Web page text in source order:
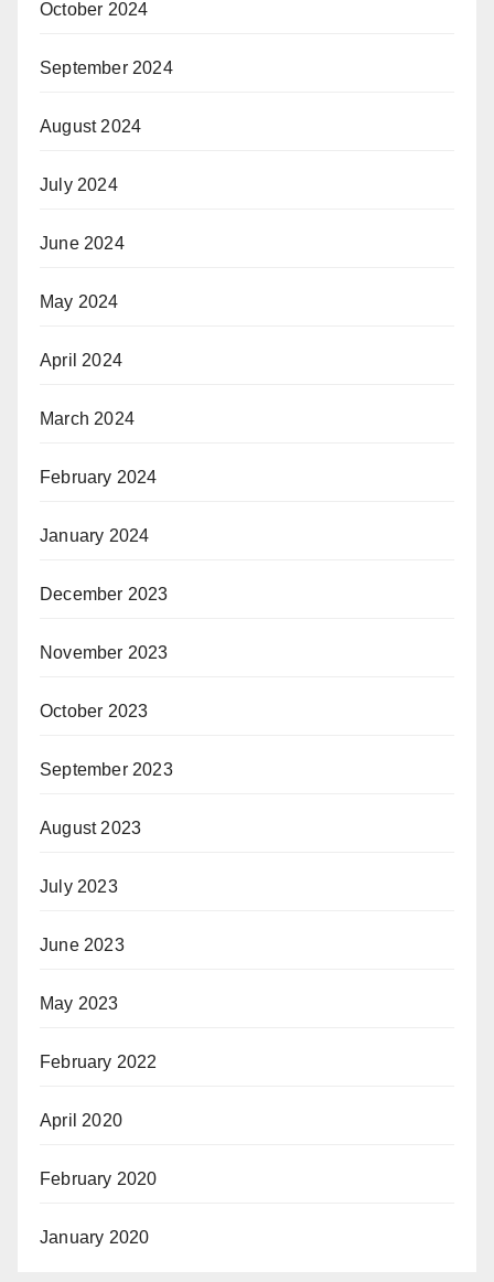
October 2024
September 2024
August 2024
July 2024
June 2024
May 2024
April 2024
March 2024
February 2024
January 2024
December 2023
November 2023
October 2023
September 2023
August 2023
July 2023
June 2023
May 2023
February 2022
April 2020
February 2020
January 2020